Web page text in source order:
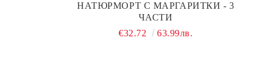
НАТЮРМОРТ С МАРГАРИТКИ - 3
ЧАСТИ
€32.72
63.99лв.